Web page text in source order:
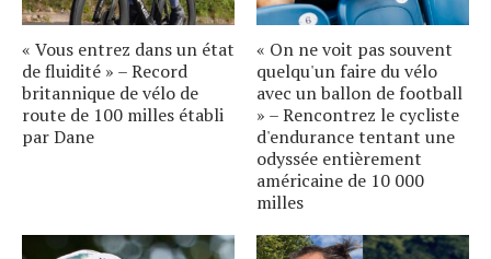
« Vous entrez dans un état
de fluidité » – Record
britannique de vélo de
route de 100 milles établi
par Dane
« On ne voit pas souvent
quelqu'un faire du vélo
avec un ballon de football
» – Rencontrez le cycliste
d'endurance tentant une
odyssée entièrement
américaine de 10 000
milles